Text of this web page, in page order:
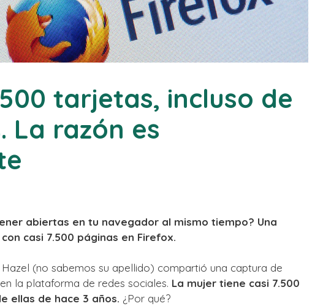
tarjetas, incluso de
La razón es
abiertas en tu navegador al mismo tiempo? Una
casi 7.500 páginas en Firefox.
(no sabemos su apellido) compartió una captura de
la plataforma de redes sociales. La mujer tiene casi 7.500
ellas de hace 3 años. ¿Por qué?